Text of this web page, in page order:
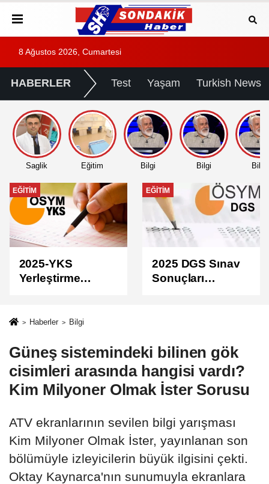
8 Ağustos 2026, Cumartesi
HABERLER Test Yaşam Turkish News
Saglik Eğitim Bilgi Bilgi Bilgi
EĞITIM
2025-YKS
Yerleştirme
Sonuçlar
Açıldı
EĞITIM
2025 DGS Sınav
Sonuçları
Haberler Bilgi
Güneş sistemindeki bilinen gök
cisimleri arasında hangisi vardı?
Kim Milyoner Olmak İster Sorusu
ATV ekranlarının sevilen bilgi yarışması
Kim Milyoner Olmak İster, yayınlanan son
bölümüyle izleyicilerin büyük ilgisini çekti.
Oktay Kaynarca'nın sunumuyla ekranlara